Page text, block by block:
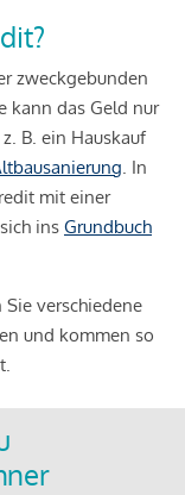
zweckgebunden
kann das Geld nur
B. ein Hauskauf
. In
mit einer
ins Grundbuch
verschiedene
und kommen so